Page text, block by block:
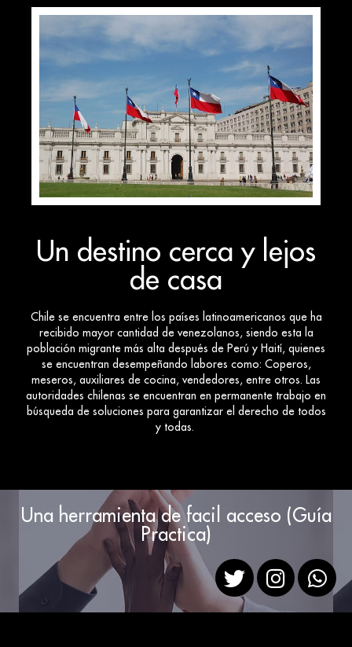
Un destino cerca y lejos
de casa
Chile se encuentra entre los países latinoamericanos que ha
recibido mayor cantidad de venezolanos, siendo esta la
población migrante más alta después de Perú y Haití, quienes
se encuentran desempeñando labores como: Coperos,
meseros, auxiliares de cocina, vendedores, entre otros. Las
autoridades chilenas se encuentran en permanente trabajo en
búsqueda de soluciones para garantizar el derecho de todos
y todas.
Una herramienta de facil acceso (Guía
Practica)